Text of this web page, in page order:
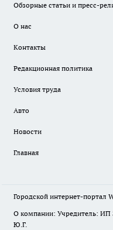
Обзорные статьи и пресс-
О нас
Контакты
Редакционная политика
Условия труда
Авто
Новости
Главная
Городской интернет-портал
О компании: Учредитель: ИП
Ю.Г.